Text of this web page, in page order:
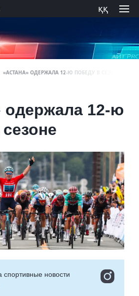
ққ
«АСТАНА» ОДЕРЖАЛА 12-Ю ПОБЕДУ В СЕЗОНЕ
одержала 12-ю
cпортивные новости